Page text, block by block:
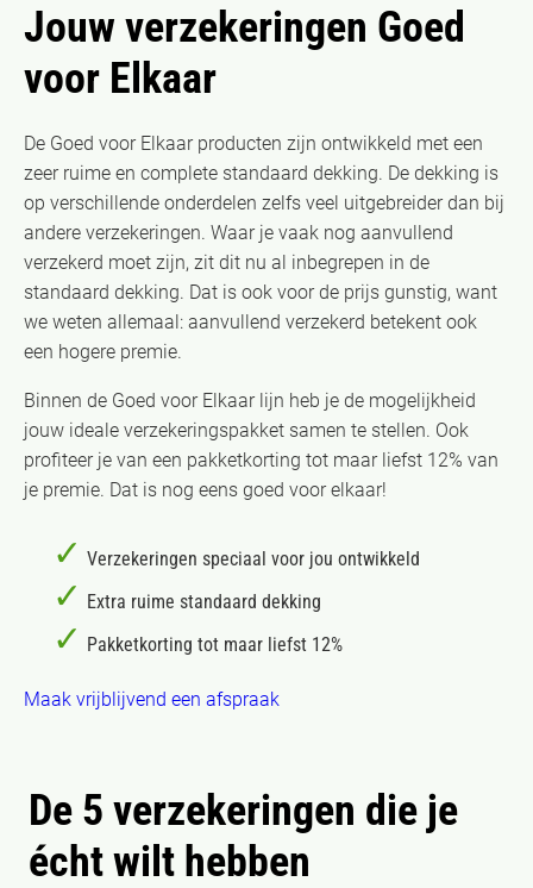
Jouw verzekeringen Goed
voor Elkaar
De Goed voor Elkaar producten zijn ontwikkeld met een
zeer ruime en complete standaard dekking. De dekking is
op verschillende onderdelen zelfs veel uitgebreider dan bij
andere verzekeringen. Waar je vaak nog aanvullend
verzekerd moet zijn, zit dit nu al inbegrepen in de
standaard dekking. Dat is ook voor de prijs gunstig, want
we weten allemaal: aanvullend verzekerd betekent ook
een hogere premie.
Binnen de Goed voor Elkaar lijn heb je de mogelijkheid
jouw ideale verzekerings­pakket samen te stellen. Ook
profiteer je van een pakketkorting tot maar liefst 12% van
je premie. Dat is nog eens goed voor elkaar!
✓ Verzekeringen speciaal voor jou ontwikkeld
✓ Extra ruime standaard dekking
✓ Pakketkorting tot maar liefst 12%
Maak vrijblijvend een afspraak
De 5 verzekeringen die je
écht wilt hebben